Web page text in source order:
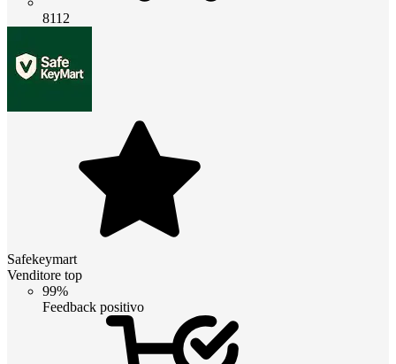
8112
Safekeymart
Venditore top
99%
Feedback positivo